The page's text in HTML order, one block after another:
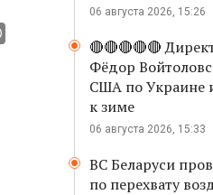
06 августа 2026, 15:26
🔴🔴🔴🔴🔴
Фёдор
США по Украине
к зиме
06 августа 2026, 15:33
ВС Беларуси
по перехвату